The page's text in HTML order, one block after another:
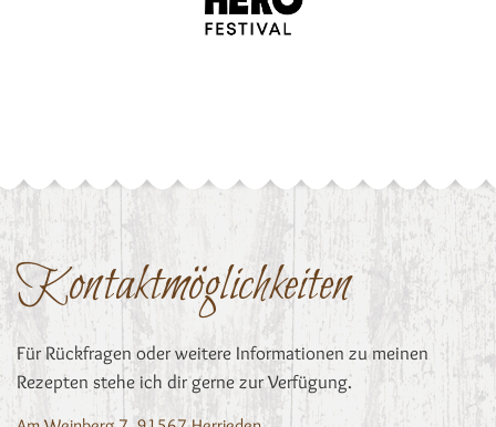
Kontaktmöglichkeiten
Für Rückfragen oder weitere Informationen zu meinen
Rezepten stehe ich dir gerne zur Verfügung.